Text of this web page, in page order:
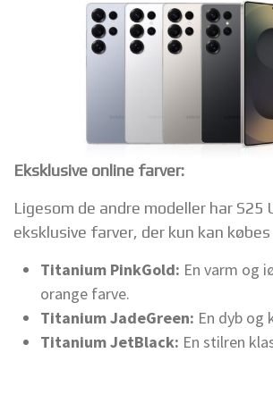
Eksklusive online farver:
Ligesom de andre modeller har S25
eksklusive farver, der kun kan købes
Titanium PinkGold: En varm og
orange farve.
Titanium JadeGreen: En dyb og
Titanium JetBlack: En stilren